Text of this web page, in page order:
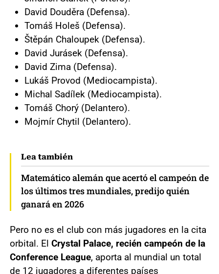
David Douděra (Defensa).
Tomáš Holeš (Defensa).
Štěpán Chaloupek (Defensa).
David Jurásek (Defensa).
David Zima (Defensa).
Lukáš Provod (Mediocampista).
Michal Sadílek (Mediocampista).
Tomáš Chorý (Delantero).
Mojmír Chytil (Delantero).
Lea también
Matemático alemán que acertó el campeón de
los últimos tres mundiales, predijo quién
ganará en 2026
Pero no es el club con más jugadores en la cita
orbital. El Crystal Palace, recién campeón de la
Conference League, aporta al mundial un total
de 12 jugadores a diferentes países